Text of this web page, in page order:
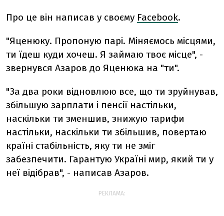
Про це він написав у своєму Facebook.
"Яценюку. Пропоную парі. Міняємось місцями,
ти їдеш куди хочеш. Я займаю твоє місце", -
звернувся Азаров до Яценюка на "ти".
"За два роки відновлюю все, що ти зруйнував,
збільшую зарплати і пенсії настільки,
наскільки ти зменшив, знижую тарифи
настільки, наскільки ти збільшив, повертаю
країні стабільність, яку ти не зміг
забезпечити. Гарантую Україні мир, який ти у
неї відібрав", - написав Азаров.
РЕКЛАМА: